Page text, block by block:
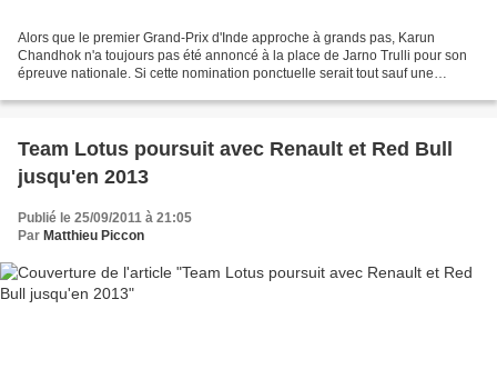
Alors que le premier Grand-Prix d'Inde approche à grands pas, Karun
Chandhok n'a toujours pas été annoncé à la place de Jarno Trulli pour son
épreuve nationale. Si cette nomination ponctuelle serait tout sauf une
Team Lotus poursuit avec Renault et Red Bull
jusqu'en 2013
Publié le 25/09/2011 à 21:05
Par Matthieu Piccon